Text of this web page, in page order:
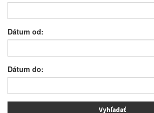
Dátum od:
Dátum do: